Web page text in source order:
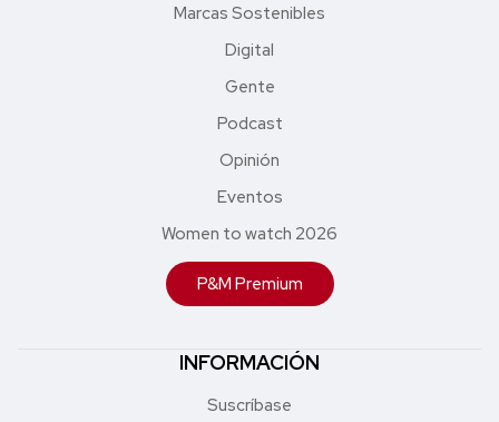
Marcas Sostenibles
Digital
Gente
Podcast
Opinión
Eventos
Women to watch 2026
P&M Premium
INFORMACIÓN
Suscríbase